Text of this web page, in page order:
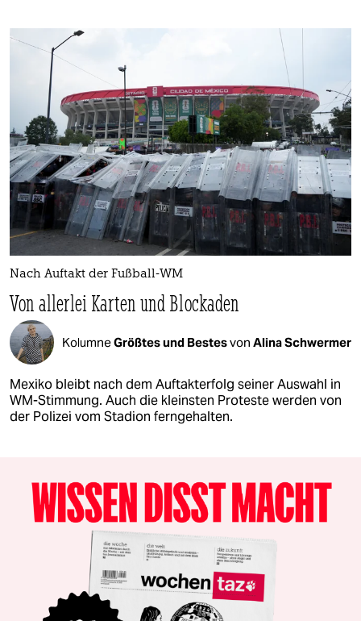
Nach Auftakt der Fußball-WM
Von allerlei Karten und Blockaden
KolumneGrößtes und Bestesvon Alina Schwermer
Mexiko bleibt nach dem Auftakterfolg seiner Auswahl in
WM-Stimmung. Auch die kleinsten Proteste werden von
der Polizei vom Stadion ferngehalten.